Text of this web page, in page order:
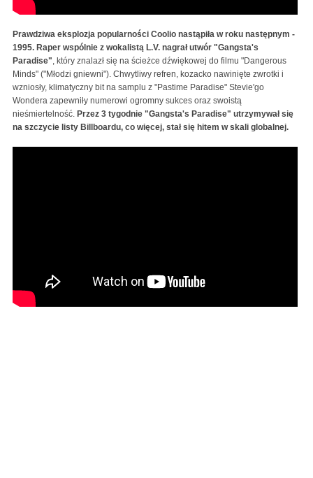
Prawdziwa eksplozja popularności Coolio nastąpiła w roku następnym -
1995. Raper wspólnie z wokalistą L.V. nagrał utwór "Gangsta's
Paradise" , który znalazł się na ścieżce dźwiękowej do filmu "Dangerous
Minds" ("Młodzi gniewni"). Chwytliwy refren, kozacko nawinięte zwrotki i
wzniosły, klimatyczny bit na samplu z "Pastime Paradise" Stevie'go
Wondera zapewniły numerowi ogromny sukces oraz swoistą
nieśmiertelność. Przez 3 tygodnie "Gangsta's Paradise" utrzymywał się
na szczycie listy Billboardu, co więcej, stał się hitem w skali globalnej.